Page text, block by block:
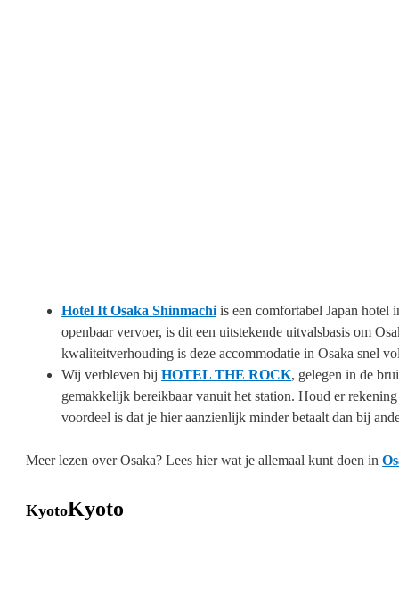
Hotel It Osaka Shinmachi is een comfortabel Japan hotel
openbaar vervoer, is dit een uitstekende uitvalsbasis om
kwaliteitverhouding is deze accommodatie in Osaka snel
Wij verbleven bij HOTEL THE ROCK, gelegen in de
gemakkelijk bereikbaar vanuit het station. Houd er
voordeel is dat je hier aanzienlijk minder betaalt dan bij
Meer lezen over Osaka? Lees hier wat je allemaal kunt doen in
KyotoKyoto